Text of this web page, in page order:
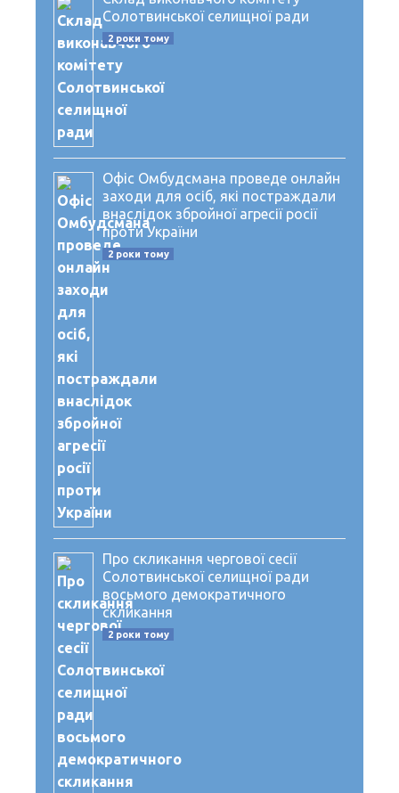
Солотвинської селищної ради
2 роки тому
Офіс Омбудсмана проведе онлайн
заходи для осіб, які постраждали
внаслідок збройної агресії росії
проти України
2 роки тому
Про скликання чергової сесії
Солотвинської селищної ради
восьмого демократичного
скликання
2 роки тому